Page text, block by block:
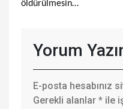
öldürülmesin…
Yorum
E-posta hesabınız
Gerekli alanlar * ile